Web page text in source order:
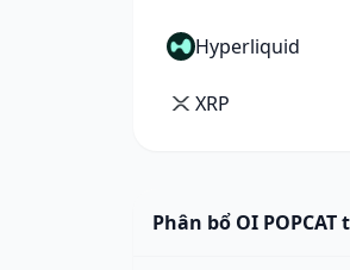
Hyperliquid
XRP
Phân bổ OI